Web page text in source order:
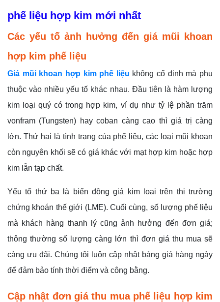
phế liệu hợp kim mới nhất
Các yếu tố ảnh hưởng đến giá mũi khoan
hợp kim phế liệu
Giá mũi khoan hợp kim phế liệu không cố định mà phụ
thuộc vào nhiều yếu tố khác nhau. Đầu tiên là hàm lượng
kim loại quý có trong hợp kim, ví dụ như tỷ lệ phần trăm
vonfram (Tungsten) hay coban càng cao thì giá trị càng
lớn. Thứ hai là tình trạng của phế liệu, các loại mũi khoan
còn nguyên khối sẽ có giá khác với mạt hợp kim hoặc hợp
kim lẫn tạp chất.
Yếu tố thứ ba là biến động giá kim loại trên thị trường
chứng khoán thế giới (LME). Cuối cùng, số lượng phế liệu
mà khách hàng thanh lý cũng ảnh hưởng đến đơn giá;
thông thường số lượng càng lớn thì đơn giá thu mua sẽ
càng ưu đãi. Chúng tôi luôn cập nhật bảng giá hàng ngày
để đảm bảo tính thời điểm và công bằng.
Cập nhật đơn giá thu mua phế liệu hợp kim